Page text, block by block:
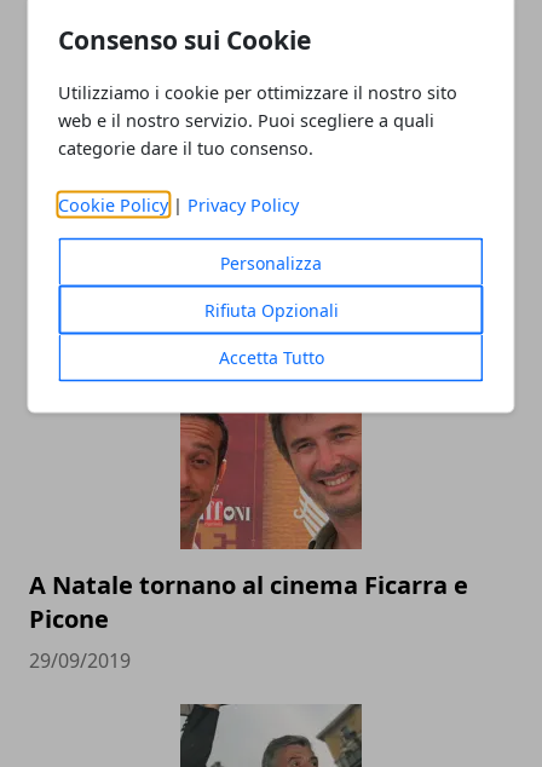
Consenso sui Cookie
Utilizziamo i cookie per ottimizzare il nostro sito
web e il nostro servizio. Puoi scegliere a quali
categorie dare il tuo consenso.
Cookie Policy | Privacy Policy
Personalizza
Rifiuta Opzionali
Accetta Tutto
I film romantici più amati di sempre
A Natale tornano al cinema Ficarra e
Picone
29/09/2019